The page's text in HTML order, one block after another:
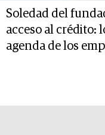
Soledad del
acceso al crédito:
agenda de los